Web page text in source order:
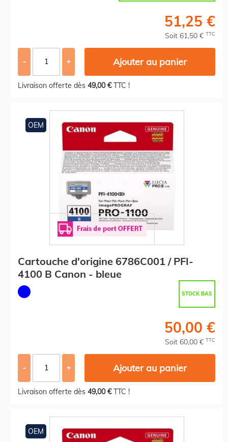
51,25 €
Soit 61,50 € TTC
- + Ajouter au panier
Livraison offerte dès 49,00 €TTC !
OEM
Cartouche d'origine 6786C001 / PFI-
4100 B Canon - bleue
STOCK BAS
50,00 €
Soit 60,00 € TTC
- + Ajouter au panier
Livraison offerte dès 49,00 €TTC !
OEM